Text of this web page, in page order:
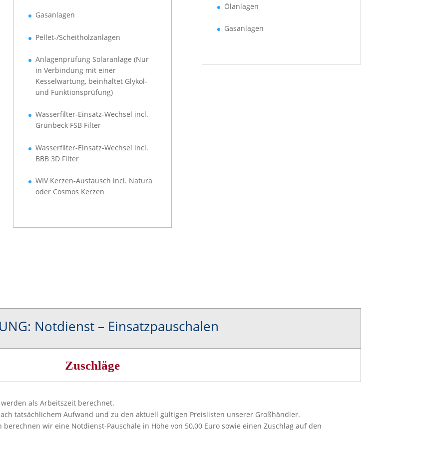
Gasanlagen
Pellet-/Scheitholzanlagen
Anlagenprüfung Solaranlage (Nur
in Verbindung mit einer
Kesselwartung, beinhaltet Glykol-
und Funktionsprüfung)
Wasserfilter-Einsatz-Wechsel incl.
Grünbeck FSB Filter
Wasserfilter-Einsatz-Wechsel incl.
BBB 3D Filter
WIV Kerzen-Austausch incl. Natura
oder Cosmos Kerzen
Ölanlagen
Gasanlagen
Notdienst – Einsatzpauschalen
Zuschläge
als Arbeitszeit berechnet.
tatsächlichem Aufwand und zu den aktuell gültigen Preislisten unserer Großhändler.
wir eine Notdienst-Pauschale in Höhe von 50,00 Euro sowie einen Zuschlag auf den